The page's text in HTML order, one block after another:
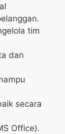
tim
dan
secara
Office).